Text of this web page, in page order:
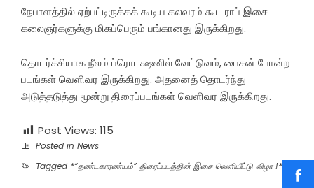
நேபாளத்தில் ஏற்பட்டிருக்கக் கூடிய கலவரம் கூட ராப் இசை
கலைஞர்களுக்கு மிகப்பெரும் பங்கானது இருக்கிறது.
தொடர்ச்சியாக நீலம் ப்ரொடக்ஷனில் வேட்டுவம், பைசன் போன்ற
படங்கள் வெளிவர இருக்கிறது. அதனைத் தொடர்ந்து
அடுத்தடுத்து மூன்று திரைப்படங்கள் வெளிவர இருக்கிறது.
Post Views: 115
Posted in News
Tagged *“தண்டகாரண்யம்” திரைப்படத்தின் இசை வெளியீட்டு விழா !*